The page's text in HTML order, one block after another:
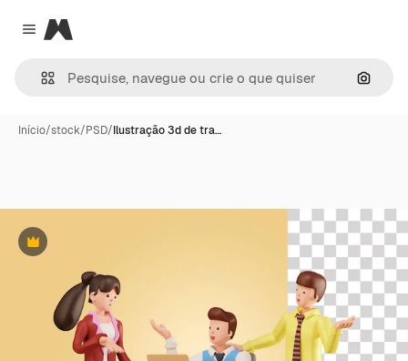
Close menu
Magnific
Início/stock/PSD/Ilustração 3d de tra…
Premium